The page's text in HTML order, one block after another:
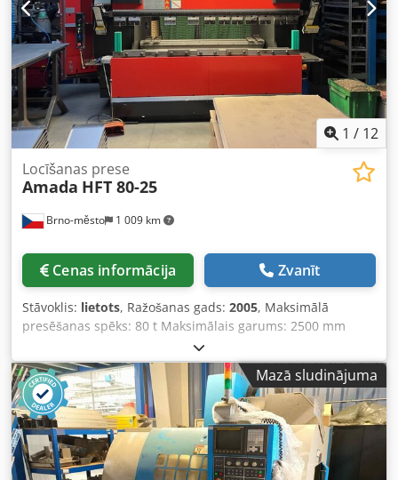
1 / 12
Brno-město 1 009 km
Locīšanas prese
Amada HFT 80-25
Cenas informācija Zvanīt
Stāvoklis: lietots, Ražošanas gads: 2005, Maksimālā
presēšanas spēks: 80 t Maksimālais garums: 2500 mm
Codpfxezdf D Uj Apyerf Gājiens: 200 mm Mašīnas svars:
5750 kg
Mazā sludinājuma